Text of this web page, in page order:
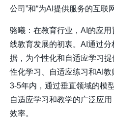
公司”和“为AI提供服务的互联
骆曦：在教育行业，AI的应
线教育发展的初衷。AI通过
据，为个性化和自适应学习
性化学习、自适应练习和AI
3-5年内，通过垂直领域的模
自适应学习和教学的广泛应
效率。